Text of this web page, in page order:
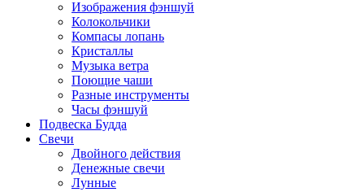
Изображения фэншуй
Колокольчики
Компасы лопань
Кристаллы
Музыка ветра
Поющие чаши
Разные инструменты
Часы фэншуй
Подвеска Будда
Свечи
Двойного действия
Денежные свечи
Лунные